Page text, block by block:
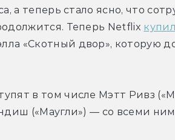
а теперь стало ясно, что
Теперь Netflix
«Скотный двор», которую
в том числе Мэтт Ривз
(«Маугли») — со всеми